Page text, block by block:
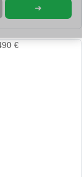
➜